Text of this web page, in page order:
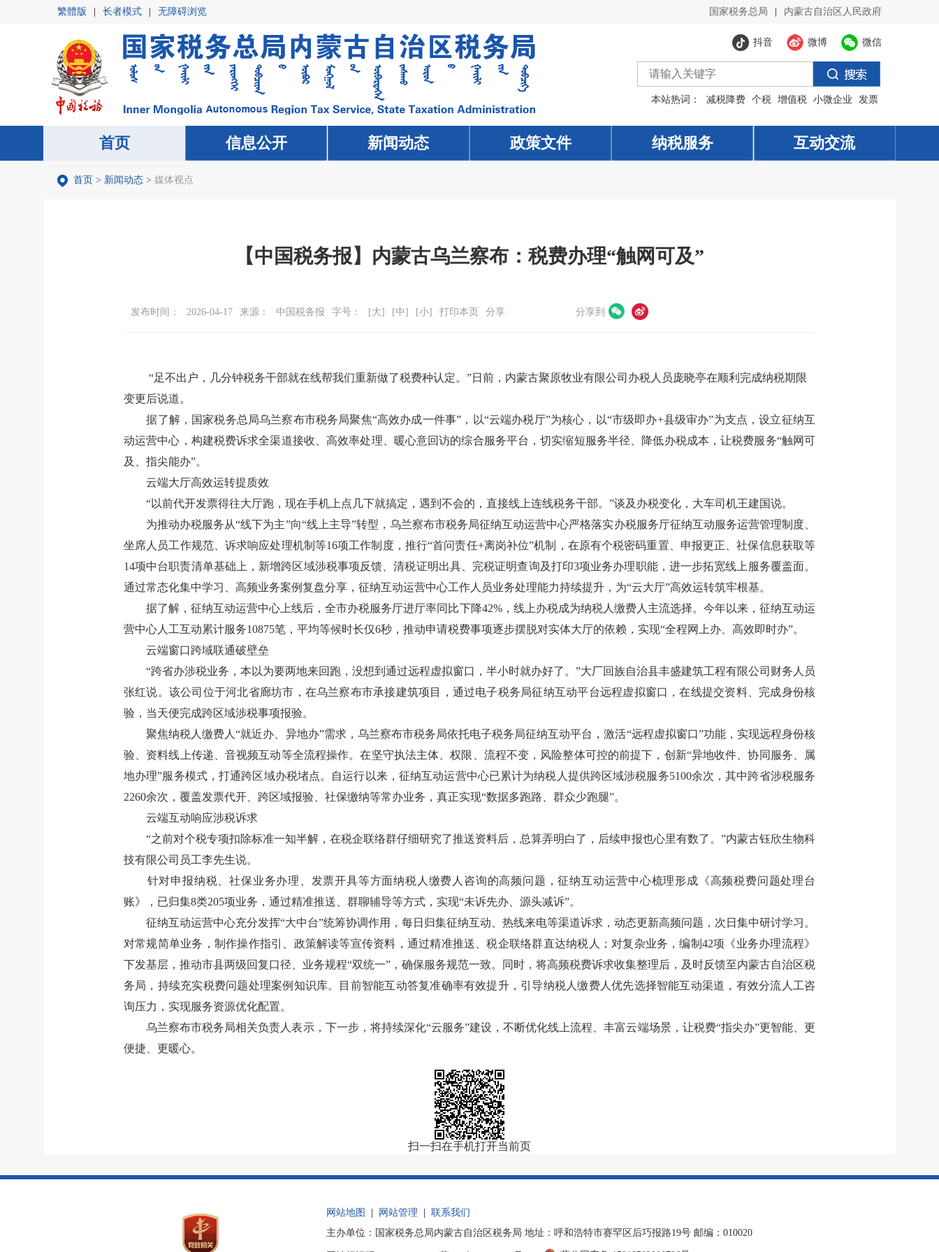
繁體版 长者模式 无障碍浏览 国家税务总局 内蒙古自治区人民政府
微信
微博
抖音
本站热词： 减税降费 个税 增值税 小微企业 发票
首页 信息公开 新闻动态 政策文件 纳税服务 互动交流
首页 信息公开 新闻动态 政策文件 纳税服务 互动交流
首页 > 新闻动态 > 媒体视点
【中国税务报】内蒙古乌兰察布：税费办理“触网可及”
发布时间： 2026-04-17 来源： 中国税务报 字号： [大] [中] [小] 打印本页 分享 分享到
“足不出户，几分钟税务干部就在线帮我们重新做了税费种认定。 ”日前，内蒙古聚原牧业有限公司办税人员庞晓亭在顺利完成纳税期限
变更后说道。
据了解，国家税务总局乌兰察布市税务局聚焦“高效办成一件事” ，以“云端办税厅”为核心，以“市级即办+县级审办”为支点，设立征纳互
动运营中心，构建税费诉求全渠道接收、高效率处理、暖心意回访的综合服务平台，切实缩短服务半径、降低办税成本，让税费服务“触网可
及、指尖能办”。
云端大厅高效运转提质效
“以前代开发票得往大厅跑，现在手机上点几下就搞定，遇到不会的，直接线上连线税务干部。 ”谈及办税变化，大车司机王建国说。
为推动办税服务从“线下为主”向“线上主导”转型，乌兰察布市税务局征纳互动运营中心严格落实办税服务厅征纳互动服务运营管理制度、
坐席人员工作规范、诉求响应处理机制等16项工作制度，推行“首问责任+离岗补位”机制，在原有个税密码重置、申报更正、社保信息获取等
14项中台职责清单基础上，新增跨区域涉税事项反馈、清税证明出具、完税证明查询及打印3项业务办理职能，进一步拓宽线上服务覆盖面。
通过常态化集中学习、高频业务案例复盘分享，征纳互动运营中心工作人员业务处理能力持续提升，为“云大厅”高效运转筑牢根基。
据了解，征纳互动运营中心上线后，全市办税服务厅进厅率同比下降42%，线上办税成为纳税人缴费人主流选择。今年以来，征纳互动运
营中心人工互动累计服务10875笔，平均等候时长仅6秒，推动申请税费事项逐步摆脱对实体大厅的依赖，实现“全程网上办、高效即时办”。
云端窗口跨域联通破壁垒
“跨省办涉税业务，本以为要两地来回跑，没想到通过远程虚拟窗口，半小时就办好了。 ”大厂回族自治县丰盛建筑工程有限公司财务人员
张红说。该公司位于河北省廊坊市，在乌兰察布市承接建筑项目，通过电子税务局征纳互动平台远程虚拟窗口，在线提交资料、完成身份核
验，当天便完成跨区域涉税事项报验。
聚焦纳税人缴费人“就近办、异地办”需求，乌兰察布市税务局依托电子税务局征纳互动平台，激活“远程虚拟窗口”功能，实现远程身份核
验、资料线上传递、音视频互动等全流程操作。在坚守执法主体、权限、流程不变，风险整体可控的前提下，创新“异地收件、协同服务、属
地办理”服务模式，打通跨区域办税堵点。自运行以来，征纳互动运营中心已累计为纳税人提供跨区域涉税服务5100余次，其中跨省涉税服务
2260余次，覆盖发票代开、跨区域报验、社保缴纳等常办业务，真正实现“数据多跑路、群众少跑腿”。
云端互动响应涉税诉求
“之前对个税专项扣除标准一知半解，在税企联络群仔细研究了推送资料后，总算弄明白了，后续申报也心里有数了。 ”内蒙古钰欣生物科
技有限公司员工李先生说。
针对申报纳税、社保业务办理、发票开具等方面纳税人缴费人咨询的高频问题，征纳互动运营中心梳理形成《高频税费问题处理台
账》，已归集8类205项业务，通过精准推送、群聊辅导等方式，实现“未诉先办、源头减诉”。
征纳互动运营中心充分发挥“大中台”统筹协调作用，每日归集征纳互动、热线来电等渠道诉求，动态更新高频问题，次日集中研讨学习。
对常规简单业务，制作操作指引、政策解读等宣传资料，通过精准推送、税企联络群直达纳税人；对复杂业务，编制 42项《业务办理流程》
下发基层，推动市县两级回复口径、业务规程“双统一” ，确保服务规范一致。同时，将高频税费诉求收集整理后，及时反馈至内蒙古自治区税
务局，持续充实税费问题处理案例知识库。目前智能互动答复准确率有效提升，引导纳税人缴费人优先选择智能互动渠道，有效分流人工咨
询压力，实现服务资源优化配置。
乌兰察布市税务局相关负责人表示，下一步，将持续深化“云服务”建设，不断优化线上流程、丰富云端场景，让税费“指尖办”更智能、更
便捷、更暖心。
扫一扫在手机打开当前页
网站地图 网站管理
联系我们
主办单位：国家税务总局内蒙古自治区税务局 地址：呼和浩特市赛罕区后巧报路19号 邮编：010020